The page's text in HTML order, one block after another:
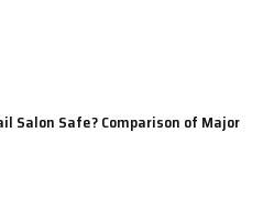
Salon Safe? Comparison of Major